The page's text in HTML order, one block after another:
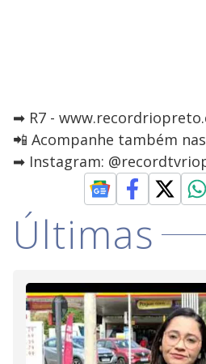
➡ R7 -
📲 Acompanhe também
➡ Instagram:
Últimas